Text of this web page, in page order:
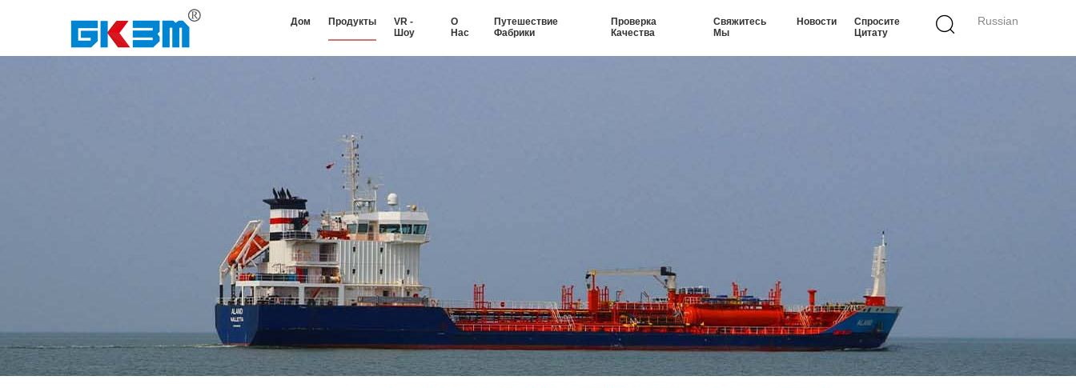
Russian
Дом Продукты
VR -
Шоу
О
Нас
Путешествие
Фабрики
Проверка
Качества
Свяжитесь
Мы
Новости
Спросите
Цитату